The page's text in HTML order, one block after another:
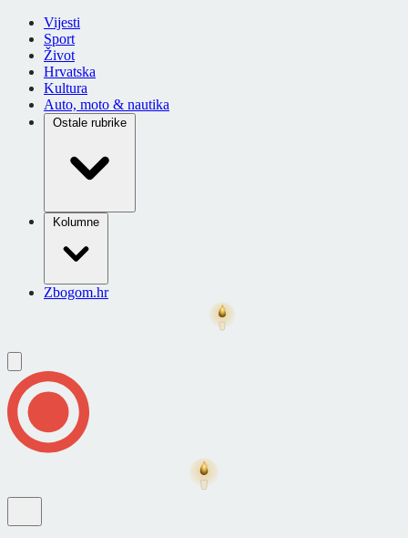
Vijesti
Sport
Život
Hrvatska
Kultura
Auto, moto & nautika
Ostale rubrike
Kolumne
Zbogom.hr